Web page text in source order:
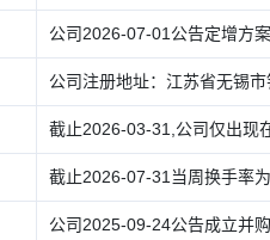
公司2026-07-01公告定增方
公司注册地址：江苏省无锡
截止2026-03-31,公司仅出现
截止2026-07-31当周换手率
公司2025-09-24公告成立并